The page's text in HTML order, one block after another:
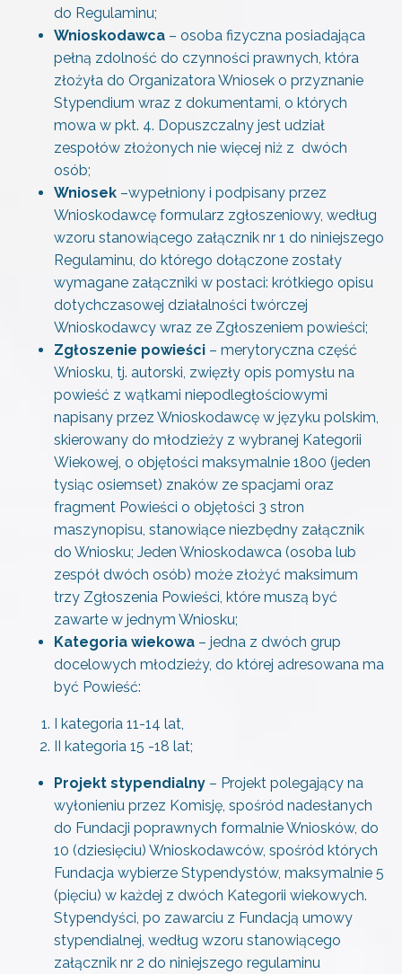
do Regulaminu;
Wnioskodawca – osoba fizyczna posiadająca
pełną zdolność do czynności prawnych, która
złożyła do Organizatora Wniosek o przyznanie
Stypendium wraz z dokumentami, o których
mowa w pkt. 4. Dopuszczalny jest udział
zespołów złożonych nie więcej niż z dwóch
osób;
Wniosek –wypełniony i podpisany przez
Wnioskodawcę formularz zgłoszeniowy, według
wzoru stanowiącego załącznik nr 1 do niniejszego
Regulaminu, do którego dołączone zostały
wymagane załączniki w postaci: krótkiego opisu
dotychczasowej działalności twórczej
Wnioskodawcy wraz ze Zgłoszeniem powieści;
Zgłoszenie powieści – merytoryczna część
Wniosku, tj. autorski, zwięzły opis pomysłu na
powieść z wątkami niepodległościowymi
napisany przez Wnioskodawcę w języku polskim,
skierowany do młodzieży z wybranej Kategorii
Wiekowej, o objętości maksymalnie 1800 (jeden
tysiąc osiemset) znaków ze spacjami oraz
fragment Powieści o objętości 3 stron
maszynopisu, stanowiące niezbędny załącznik
do Wniosku; Jeden Wnioskodawca (osoba lub
zespół dwóch osób) może złożyć maksimum
trzy Zgłoszenia Powieści, które muszą być
zawarte w jednym Wniosku;
Kategoria wiekowa – jedna z dwóch grup
docelowych młodzieży, do której adresowana ma
być Powieść:
I kategoria 11-14 lat,
II kategoria 15 -18 lat;
Projekt stypendialny – Projekt polegający na
wyłonieniu przez Komisję, spośród nadesłanych
do Fundacji poprawnych formalnie Wniosków, do
10 (dziesięciu) Wnioskodawców, spośród których
Fundacja wybierze Stypendystów, maksymalnie 5
(pięciu) w każdej z dwóch Kategorii wiekowych.
Stypendyści, po zawarciu z Fundacją umowy
stypendialnej, według wzoru stanowiącego
załącznik nr 2 do niniejszego regulaminu